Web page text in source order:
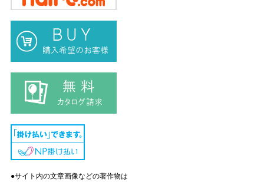
●サイト内の文章画像などの著作物は